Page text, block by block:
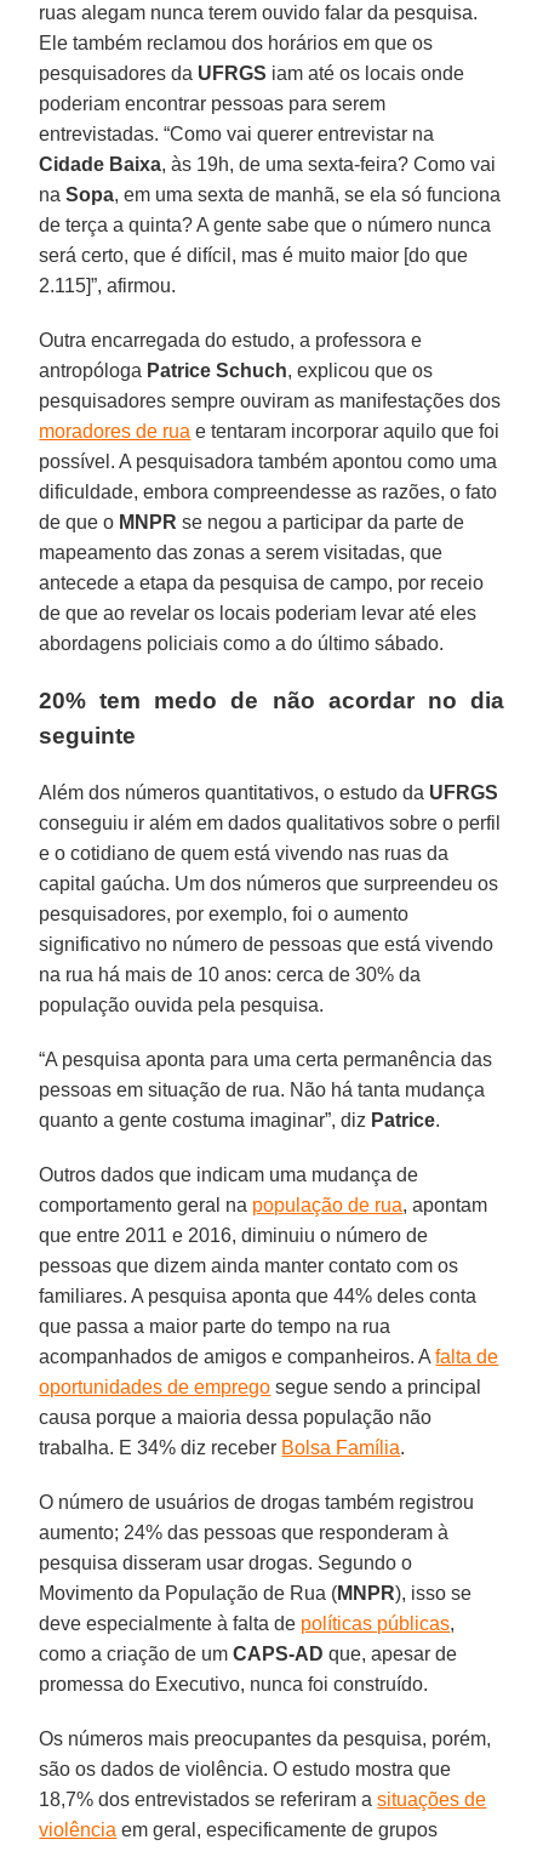
ruas alegam nunca terem ouvido falar da pesquisa.
Ele também reclamou dos horários em que os
pesquisadores da UFRGS iam até os locais onde
poderiam encontrar pessoas para serem
entrevistadas. “Como vai querer entrevistar na
Cidade Baixa, às 19h, de uma sexta-feira? Como vai
naSopa, em uma sexta de manhã, se ela só funciona
de terça a quinta? A gente sabe que o número nunca
será certo, que é difícil, mas é muito maior [do que
2.115]”, afirmou.
Outra encarregada do estudo, a professora e
antropóloga Patrice Schuch, explicou que os
pesquisadores sempre ouviram as manifestações dos
moradores de rua e tentaram incorporar aquilo que foi
possível. A pesquisadora também apontou como uma
dificuldade, embora compreendesse as razões, o fato
de que o MNPR se negou a participar da parte de
mapeamento das zonas a serem visitadas, que
antecede a etapa da pesquisa de campo, por receio
de que ao revelar os locais poderiam levar até eles
abordagens policiais como a do último sábado.
20% tem medo de não acordar no dia
seguinte
Além dos números quantitativos, o estudo da UFRGS
conseguiu ir além em dados qualitativos sobre o perfil
e o cotidiano de quem está vivendo nas ruas da
capital gaúcha. Um dos números que surpreendeu os
pesquisadores, por exemplo, foi o aumento
significativo no número de pessoas que está vivendo
na rua há mais de 10 anos: cerca de 30% da
população ouvida pela pesquisa.
“A pesquisa aponta para uma certa permanência das
pessoas em situação de rua. Não há tanta mudança
quanto a gente costuma imaginar”, diz Patrice.
Outros dados que indicam uma mudança de
comportamento geral na população de rua, apontam
que entre 2011 e 2016, diminuiu o número de
pessoas que dizem ainda manter contato com os
familiares. A pesquisa aponta que 44% deles conta
que passa a maior parte do tempo na rua
acompanhados de amigos e companheiros. Afalta de
oportunidades de emprego segue sendo a principal
causa porque a maioria dessa população não
trabalha. E 34% diz receber Bolsa Família.
O número de usuários de drogas também registrou
aumento; 24% das pessoas que responderam à
pesquisa disseram usar drogas. Segundo o
Movimento da População de Rua (MNPR), isso se
deve especialmente à falta de políticas públicas,
como a criação de umCAPS-AD que, apesar de
promessa do Executivo, nunca foi construído.
Os números mais preocupantes da pesquisa, porém,
são os dados de violência. O estudo mostra que
18,7% dos entrevistados se referiram asituações de
violência em geral, especificamente de grupos